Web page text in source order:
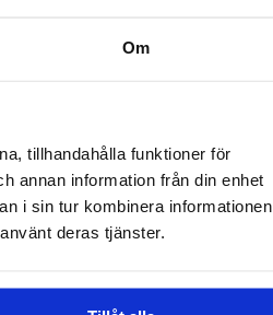
Om
tillhandahålla funktioner för
annan information från din enhet
i sin tur kombinera informationen
deras tjänster.